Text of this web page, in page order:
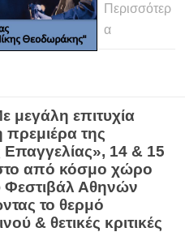
Περισσότερ
α
επιτυχία
της
14 & 15
από κόσμο χώρο
Φεστιβάλ Αθηνών
το θερμό
& θετικές κριτικές